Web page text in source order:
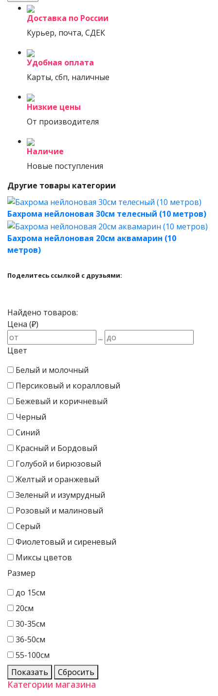
Доставка по России
Курьер, почта, СДЕК
Удобная оплата
Карты, сбп, наличные
Низкие цены
От производителя
Наличие
Новые поступления
Другие товары категории
Бахрома нейлоновая 30см телесный (10 метров)
Бахрома нейлоновая 20см аквамарин (10
метров)
Поделитесь ссылкой с друзьями:
Найдено товаров:
Цена (₽)
...
Цвет
Белый и молочный
Персиковый и коралловый
Бежевый и коричневый
Черный
Синий
Красный и Бордовый
Голубой и бирюзовый
Желтый и оранжевый
Зеленый и изумрудный
Розовый и малиновый
Серый
Фиолетовый и сиреневый
Миксы цветов
Размер
до 15см
20см
30-35см
36-50см
55-100см
Показать
Сбросить
Категории магазина